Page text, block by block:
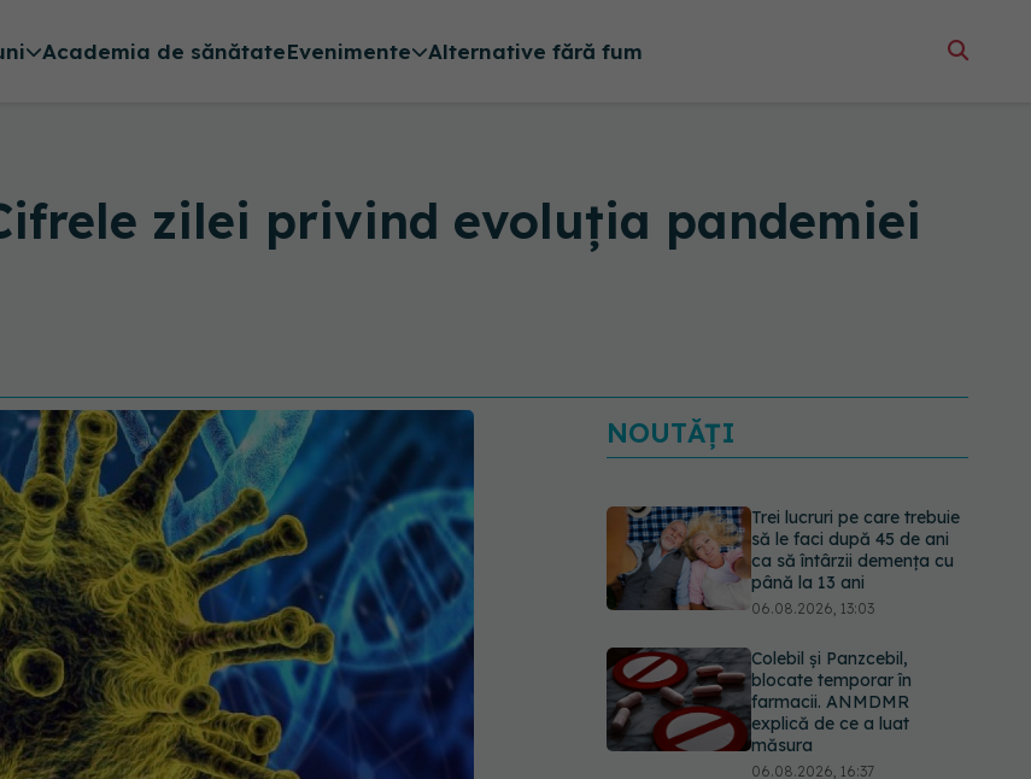
Academia de sănătateEvenimente Alternative fără fum
zilei privind evoluția pandemiei
NOUTĂȚI
Colebil și Panzcebil,
blocate temporar în
farmacii. ANMDMR
explică de ce a luat
măsura
Cum aleg medicii
combinația potrivită de
medicamente pentru
hipertensiune. De ce doi
pacienți cu aceeași